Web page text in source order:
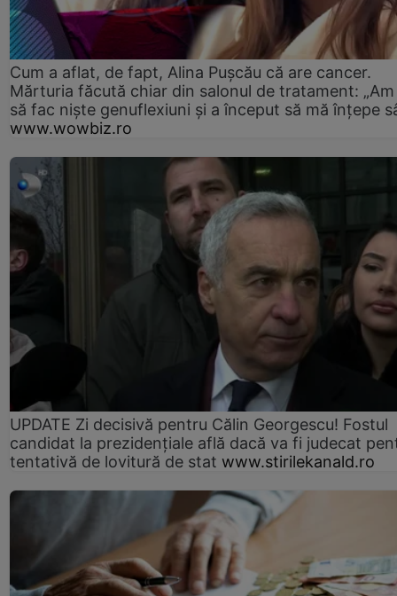
Cum a aflat, de fapt, Alina Pușcău că are cancer.
Mărturia făcută chiar din salonul de tratament:
să fac niște genuflexiuni și a început să mă înțepe
www.wowbiz.ro
UPDATE Zi decisivă pentru Călin Georgescu! Fostul
candidat la prezidențiale află dacă va fi judecat
tentativă de lovitură de stat www.stirilekanald.ro